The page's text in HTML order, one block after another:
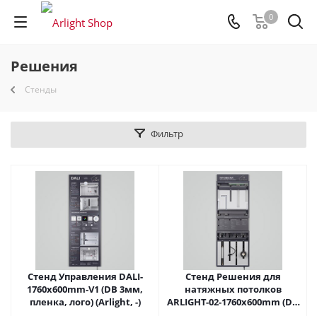
0
Решения
Стенды
Фильтр
Стенд Управления DALI-
1760х600mm-V1 (DB 3мм,
пленка, лого) (Arlight, -)
Стенд Решения для
натяжных потолков
ARLIGHT-02-1760x600mm (DB